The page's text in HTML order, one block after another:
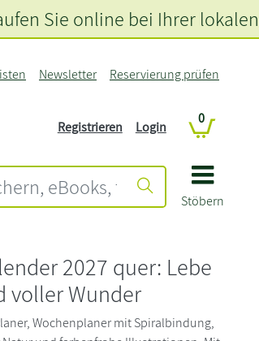
Stöbern
Newsletter Reservierung prüfen
Registrieren Login
0
Sie online bei Ihrer lokalen
2027 quer: Lebe
voller Wunder
Wochenplaner mit Spiralbindung,